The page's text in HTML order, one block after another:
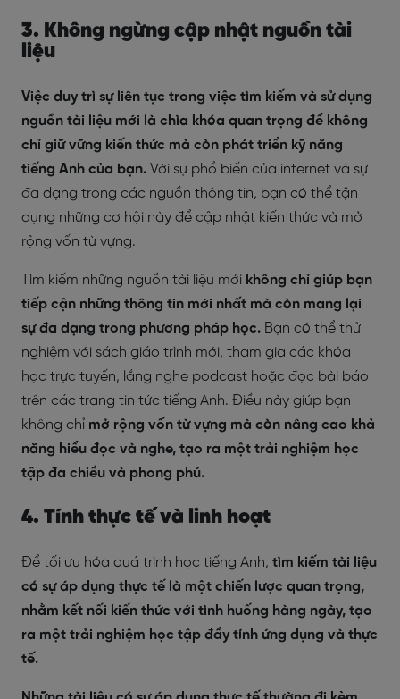
3. Không ngừng cập nhật nguồn tài
liệu
Việc duy trì sự liên tục trong việc tìm kiếm và sử dụng
nguồn tài liệu mới là chìa khóa quan trọng để không
chỉ giữ vững kiến thức mà còn phát triển kỹ năng
tiếng Anh của bạn. Với sự phổ biến của internet và sự
đa dạng trong các nguồn thông tin, bạn có thể tận
dụng những cơ hội này để cập nhật kiến thức và mở
rộng vốn từ vựng.
Tìm kiếm những nguồn tài liệu mới không chỉ giúp bạn
tiếp cận những thông tin mới nhất mà còn mang lại
sự đa dạng trong phương pháp học. Bạn có thể thử
nghiệm với sách giáo trình mới, tham gia các khóa
học trực tuyến, lắng nghe podcast hoặc đọc bài báo
trên các trang tin tức tiếng Anh. Điều này giúp bạn
không chỉ mở rộng vốn từ vựng mà còn nâng cao khả
năng hiểu đọc và nghe, tạo ra một trải nghiệm học
tập đa chiều và phong phú.
4. Tính thực tế và linh hoạt
Để tối ưu hóa quá trình học tiếng Anh, tìm kiếm tài liệu
có sự áp dụng thực tế là một chiến lược quan trọng,
nhằm kết nối kiến thức với tình huống hàng ngày, tạo
ra một trải nghiệm học tập đầy tính ứng dụng và thực
tế.